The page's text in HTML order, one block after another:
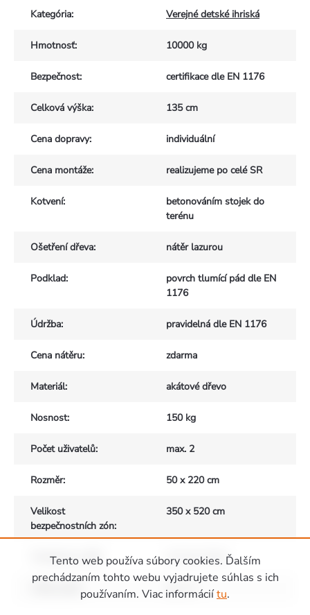
Tento web používa súbory cookies. Ďalším
prechádzaním tohto webu vyjadrujete súhlas s ich
používaním. Viac informáciítu.
Kategória: Verejné detské ihriská
Hmotnosť: 10000 kg
Bezpečnost: certifikace dle EN 1176
Celková výška: 135 cm
Cena dopravy: individuální
Cena montáže: realizujeme po celé SR
Kotvení:
betonováním stojek do
terénu
Ošetření dřeva: nátěr lazurou
Podklad:
povrch tlumící pád dle EN
1176
Údržba: pravidelná dle EN 1176
Cena nátěru: zdarma
Materiál: akátové dřevo
Nosnost: 150 kg
Počet uživatelů: max. 2
Rozměr: 50 x 220 cm
Velikost
bezpečnostních zón:
350 x 520 cm
Vhodné pro děti: od 3 do 15 let
do 1 m